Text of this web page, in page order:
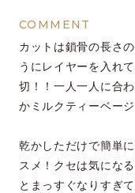
COMMENT
カットは鎖骨の長さ
うにレイヤーを入れ
切！！一人一人に合
かミルクティーベー
乾かしただけで簡単
スメ！クセは気にな
とまっすぐなりすぎ